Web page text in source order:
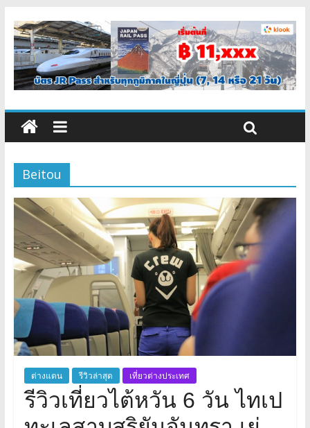
Beitou
ต่างแดน รีวิวล่าสุด เที่ยวต่างประเทศ
รีวิวเที่ยวไต้หวัน 6 วัน ไทเป